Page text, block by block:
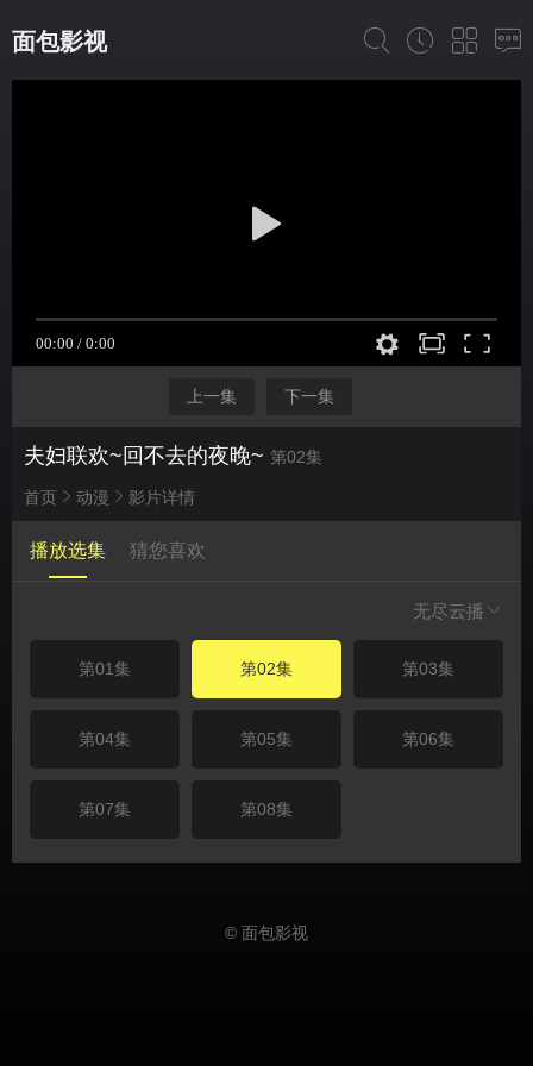
面包影视
上一集 下一集
夫妇联欢~回不去的夜晚~ 第02集
首页 动漫 影片详情
播放选集 猜您喜欢
无尽云播
第01集 第02集 第03集
第04集 第05集 第06集
第07集 第08集
© 面包影视